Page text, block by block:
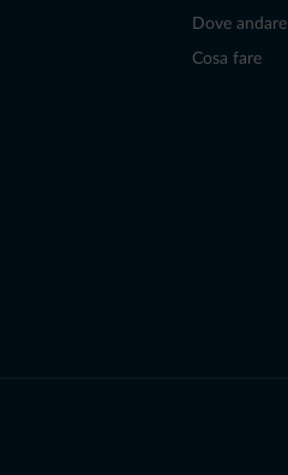
Dove andare
Cosa fare